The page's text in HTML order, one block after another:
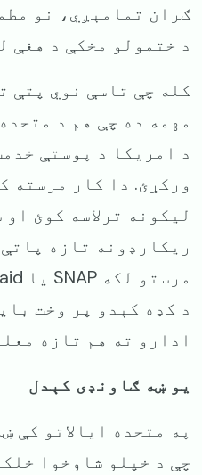
ګران تمامېږي، نو
د ختمولو مخکې د هغې
کله چې تاسې نوي پتې
مهمه ده چې هم د
ورکړئ. دا کار مرسته
لیکونه ترلاسه کوئ
ریکارډونه تازه
د کډه کېدو پر وخت
ادارو ته هم تازه
یو ښه ګاونډی کېدل
په متحده ایالاتو کې
چې د خپلو شاوخوا